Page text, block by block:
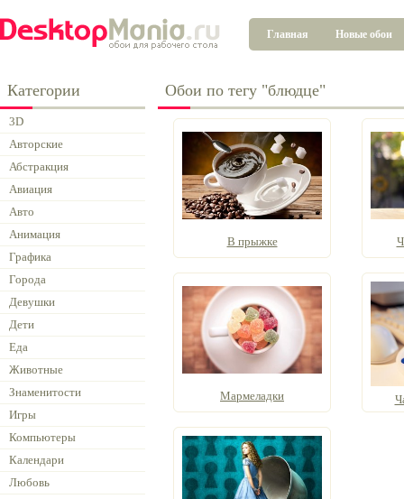
Главная Новые обои
Категории
3D
Авторские
Абстракция
Авиация
Авто
Анимация
Графика
Города
Девушки
Дети
Еда
Животные
Знаменитости
Игры
Компьютеры
Календари
Любовь
Обои по тегу "блюдце"
В прыжке
Мармеладки